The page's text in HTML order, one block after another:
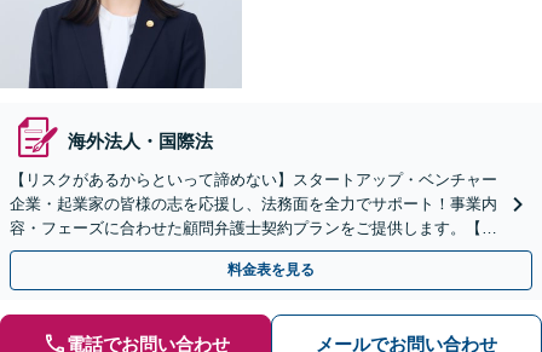
海外法人・国際法
【リスクがあるからといって諦めない】スタートアップ・ベンチャー
企業・起業家の皆様の志を応援し、法務面を全力でサポート！事業内
容・フェーズに合わせた顧問弁護士契約プランをご提供します。【顧
問契約／企業法務】
料金表を見る
電話でお問い合わせ メールでお問い合わせ